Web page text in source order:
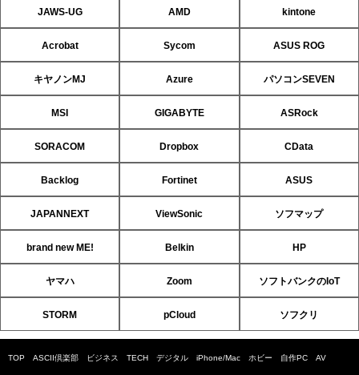
JAWS-UG AMD kintone
Acrobat Sycom ASUS ROG
キヤノンMJ Azure パソコンSEVEN
MSI GIGABYTE ASRock
SORACOM Dropbox CData
Backlog Fortinet ASUS
JAPANNEXT ViewSonic ソフマップ
brand new ME! Belkin HP
ヤマハ Zoom ソフトバンクのIoT
STORM pCloud ソフクリ
TOP ASCII倶楽部 ビジネス TECH デジタル iPhone/Mac ホビー 自作PC AV